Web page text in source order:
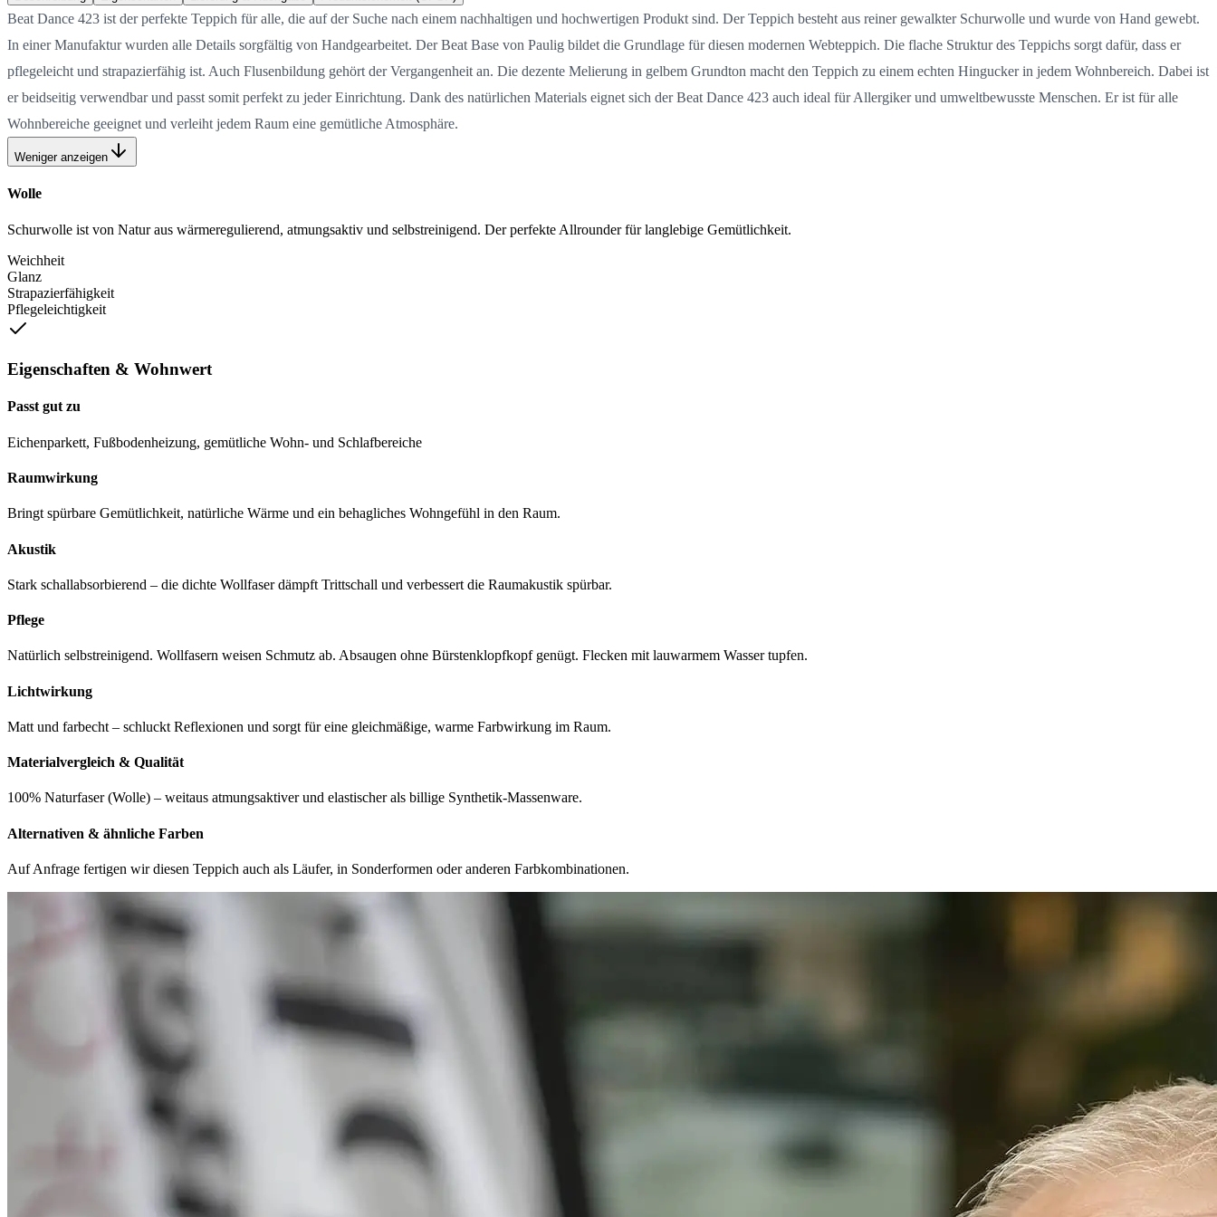
Beat Dance 423 ist der perfekte Teppich für alle, die auf der Suche nach einem nachhaltigen und hochwertigen Produkt sind. Der Teppich besteht aus reiner gewalkter Schurwolle und wurde von Hand gewebt.
In einer Manufaktur wurden alle Details sorgfältig von Handgearbeitet. Der Beat Base von Paulig bildet die Grundlage für diesen modernen Webteppich. Die flache Struktur des Teppichs sorgt dafür, dass er
pflegeleicht und strapazierfähig ist. Auch Flusenbildung gehört der Vergangenheit an. Die dezente Melierung in gelbem Grundton macht den Teppich zu einem echten Hingucker in jedem Wohnbereich. Dabei ist
er beidseitig verwendbar und passt somit perfekt zu jeder Einrichtung. Dank des natürlichen Materials eignet sich der Beat Dance 423 auch ideal für Allergiker und umweltbewusste Menschen. Er ist für alle
Wohnbereiche geeignet und verleiht jedem Raum eine gemütliche Atmosphäre.
Weniger anzeigen
Wolle
Schurwolle ist von Natur aus wärmeregulierend, atmungsaktiv und selbstreinigend. Der perfekte Allrounder für langlebige Gemütlichkeit.
Weichheit
Glanz
Strapazierfähigkeit
Pflegeleichtigkeit
Eigenschaften & Wohnwert
Passt gut zu
Eichenparkett, Fußbodenheizung, gemütliche Wohn- und Schlafbereiche
Raumwirkung
Bringt spürbare Gemütlichkeit, natürliche Wärme und ein behagliches Wohngefühl in den Raum.
Akustik
Stark schallabsorbierend – die dichte Wollfaser dämpft Trittschall und verbessert die Raumakustik spürbar.
Pflege
Natürlich selbstreinigend. Wollfasern weisen Schmutz ab. Absaugen ohne Bürstenklopfkopf genügt. Flecken mit lauwarmem Wasser tupfen.
Lichtwirkung
Matt und farbecht – schluckt Reflexionen und sorgt für eine gleichmäßige, warme Farbwirkung im Raum.
Materialvergleich & Qualität
100% Naturfaser (Wolle) – weitaus atmungsaktiver und elastischer als billige Synthetik-Massenware.
Alternativen & ähnliche Farben
Auf Anfrage fertigen wir diesen Teppich auch als Läufer, in Sonderformen oder anderen Farbkombinationen.